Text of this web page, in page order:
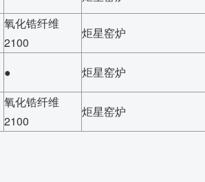
氧化锆纤维
2100
炬星窑炉
● 炬星窑炉
氧化锆纤维
2100
炬星窑炉